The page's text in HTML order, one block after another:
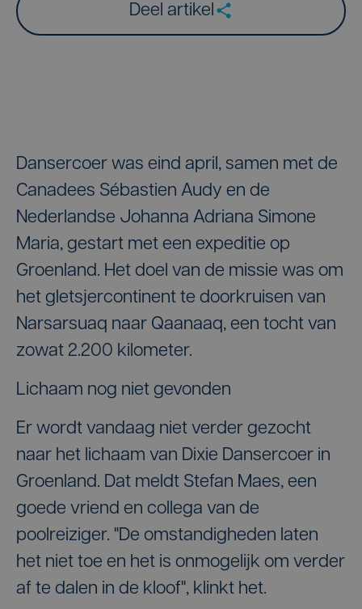
Deel artikel
Dansercoer was eind april, samen met de
Canadees Sébastien Audy en de
Nederlandse Johanna Adriana Simone
Maria, gestart met een expeditie op
Groenland. Het doel van de missie was om
het gletsjercontinent te doorkruisen van
Narsarsuaq naar Qaanaaq, een tocht van
zowat 2.200 kilometer.
Lichaam nog niet gevonden
Er wordt vandaag niet verder gezocht
naar het lichaam van Dixie Dansercoer in
Groenland. Dat meldt Stefan Maes, een
goede vriend en collega van de
poolreiziger. "De omstandigheden laten
het niet toe en het is onmogelijk om verder
af te dalen in de kloof", klinkt het.